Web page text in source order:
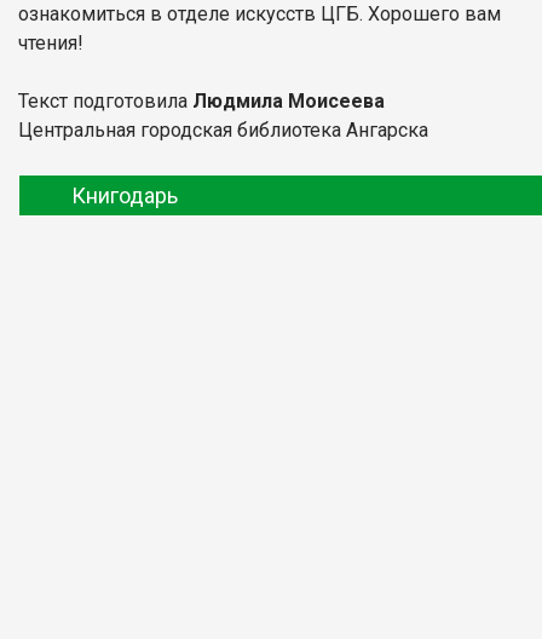
ознакомиться в отделе искусств ЦГБ. Хорошего вам
чтения!
Текст подготовила Людмила Моисеева
Центральная городская библиотека Ангарска
Книгодарь